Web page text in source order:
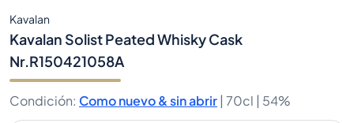
Kavalan
Kavalan Solist Peated Whisky Cask
Nr.R150421058A
Condición: Como nuevo & sin abrir | 70cl | 54%